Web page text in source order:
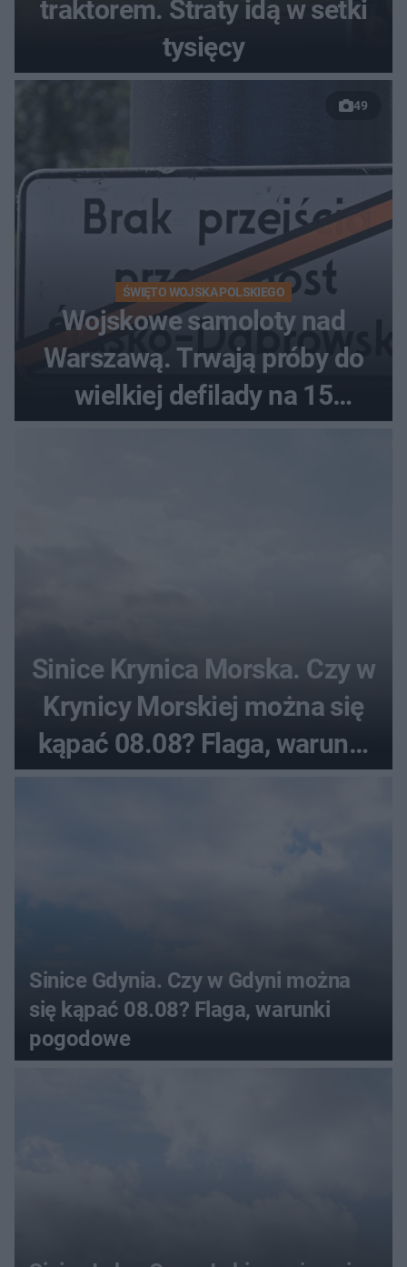
traktorem. Straty idą w setki
tysięcy
49
ŚWIĘTO WOJSKA POLSKIEGO
Wojskowe samoloty nad
Warszawą. Trwają próby do
wielkiej defilady na 15
sierpnia
Sinice Krynica Morska. Czy w
Krynicy Morskiej można się
kąpać 08.08? Flaga, warunki
pogodowe
Sinice Gdynia. Czy w Gdyni można
się kąpać 08.08? Flaga, warunki
pogodowe